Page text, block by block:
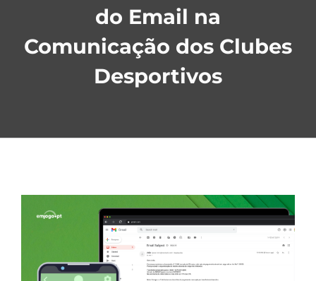
do Email na
Comunicação dos Clubes
Desportivos
Larger